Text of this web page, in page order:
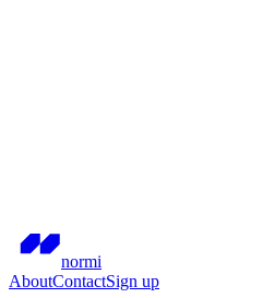
normi
AboutContactSign up